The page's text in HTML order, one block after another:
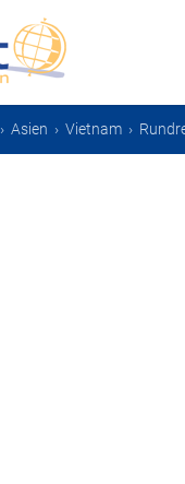
› Asien › Vietnam ›